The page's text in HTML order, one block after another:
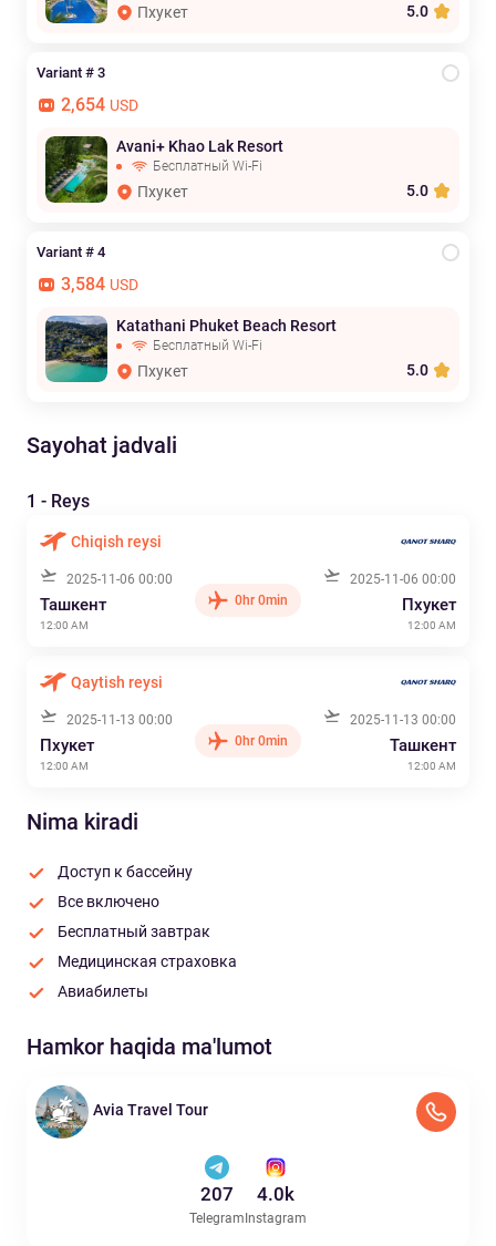
Пхукет 5.0
Variant # 3
2,654 USD
Avani+ Khao Lak Resort
Бесплатный Wi-Fi
Пхукет 5.0
Variant # 4
3,584 USD
Katathani Phuket Beach Resort
Бесплатный Wi-Fi
Пхукет 5.0
Sayohat jadvali
1 - Reys
Chiqish reysi
2025-11-06 00:00
Ташкент
12:00 AM
0hr 0min
2025-11-06 00:00
Пхукет
12:00 AM
Qaytish reysi
2025-11-13 00:00
Пхукет
12:00 AM
0hr 0min
2025-11-13 00:00
Ташкент
12:00 AM
Nima kiradi
Доступ к бассейну
Все включено
Бесплатный завтрак
Медицинская страховка
Авиабилеты
Hamkor haqida ma'lumot
Avia Travel Tour
207
Telegram
4.0k
Instagram